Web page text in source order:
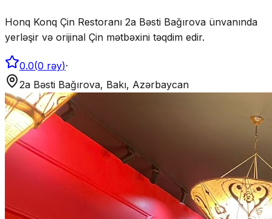
Honq Konq Çin Restoranı 2a Bəsti Bağırova ünvanında
yerləşir və orijinal Çin mətbəxini təqdim edir.
0.0(0 rəy)·
2a Bəsti Bağırova, Bakı, Azərbaycan